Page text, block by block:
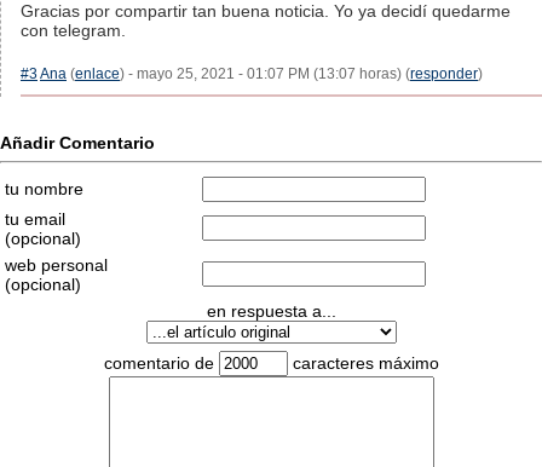
Gracias por compartir tan buena noticia. Yo ya decidí quedarme
con telegram.
#3Ana (enlace) - mayo 25, 2021 - 01:07 PM (13:07 horas) (responder)
Añadir Comentario
tu nombre
tu email
(opcional)
web personal
(opcional)
en respuesta a...
comentario de caracteres máximo